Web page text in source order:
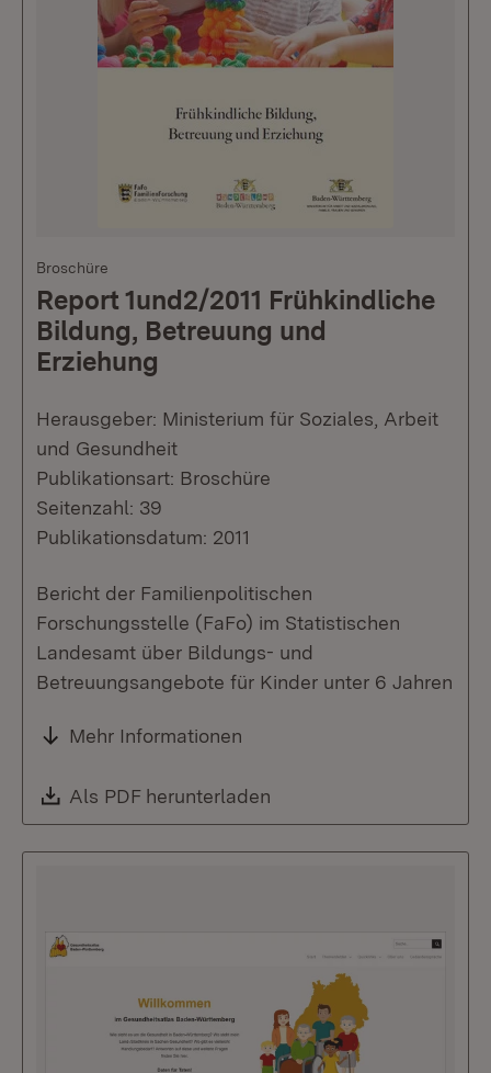
Broschüre
Report 1und2/2011 Frühkindliche
Bildung, Betreuung und
Erziehung
Herausgeber: Ministerium für Soziales, Arbeit
und Gesundheit
Publikationsart: Broschüre
Seitenzahl: 39
Publikationsdatum: 2011
Bericht der Familienpolitischen
Forschungsstelle (FaFo) im Statistischen
Landesamt über Bildungs- und
Betreuungsangebote für Kinder unter 6 Jahren
Mehr Informationen
Download:
Als PDF herunterladen